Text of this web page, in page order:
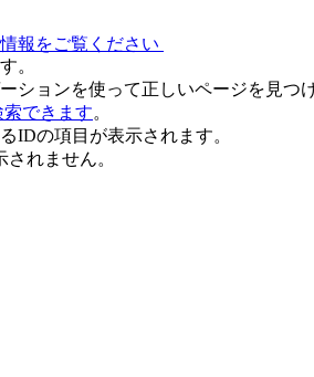
報をご覧ください
。
ションを使って正しいページを見つけ
できます。
IDの項目が表示されます。
れません。